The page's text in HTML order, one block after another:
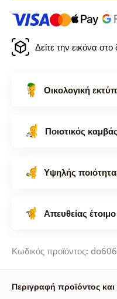
Δείτε την εικόνα
Οικολογική
Ποιοτικός
Υψηλής
Απευθείας
Κωδικός προϊόντος:
Περιγραφή προϊόντος και